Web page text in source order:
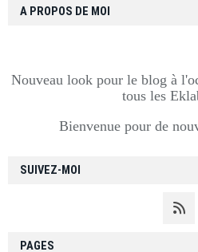
SUIVEZ-MOI
PAGES
A PROPOS DE MOI
Nouveau look pour le blog à
tous les
Bienvenue pour de